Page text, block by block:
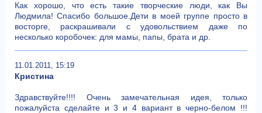
Как хорошо, что есть такие творческие люди, как Вы
Людмила! Спасибо большое.Дети в моей группе просто в
восторге, раскрашивали с удовольствием даже по
несколько коробочек: для мамы, папы, брата и др.
11.01.2011, 15:19
Кристина
Здравствуйте!!!! Очень замечательная идея, только
пожалуйста сделайте и 3 и 4 вариант в черно-белом !!!